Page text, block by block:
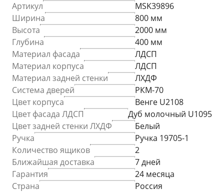
Артикул
MSK39896
Ширина
800 мм
Высота
2000 мм
Глубина
400 мм
Материал фасада
ЛДСП
Материал корпуса
ЛДСП
Материал задней стенки
ЛХДФ
Система дверей
РКМ-70
Цвет корпуса
Венге U2108
Цвет фасада ЛДСП
Дуб молочный U1095
Цвет задней стенки ЛХДФ
Белый
Ручка
Ручка 19705-1
Количество ящиков
2
Ближайшая доставка
7 дней
Гарантия
24 месяца
Страна
Россия